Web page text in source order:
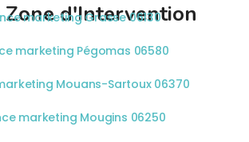
d'Intervention
marketing Grasse 06130
marketing Pégomas 06580
Mouans-Sartoux 06370
marketing Mougins 06250